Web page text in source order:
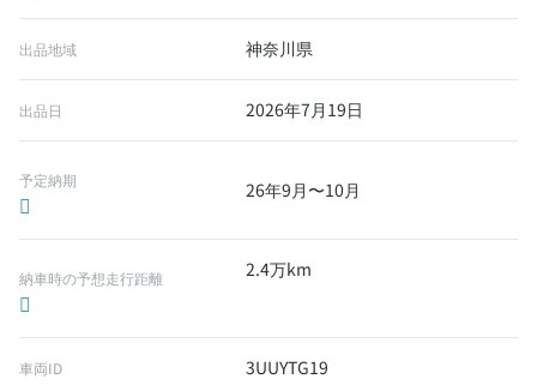
出品地域 神奈川県
出品日 2026年7月19日
予定納期 26年9月〜10月
納車時の予想走行距離 2.4万km
車両ID 3UUYTG19